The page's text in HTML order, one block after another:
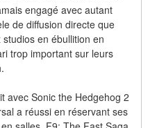
engagé avec autant
de diffusion directe que
en ébullition en
trop important sur leurs
avec Sonic the Hedgehog 2
a réussi en réservant ses